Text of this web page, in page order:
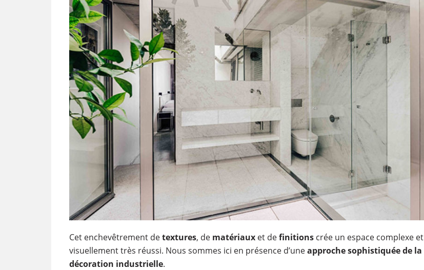
Cet enchevêtrement detextures, de matériauxet definitionscrée un espace complexe et
visuellement très réussi. Nous sommes ici en présence d’uneapproche sophistiquée de la
décoration industrielle.